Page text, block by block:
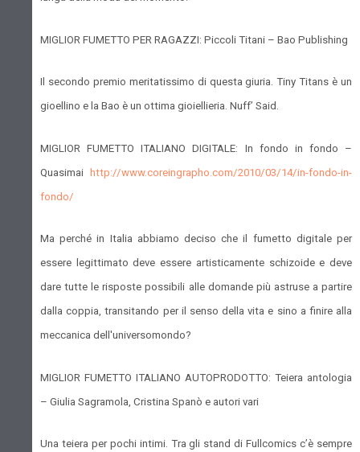
MIGLIOR FUMETTO PER RAGAZZI: Piccoli Titani – Bao Publishing
Il secondo premio meritatissimo di questa giuria. Tiny Titans è un
gioellino e la Bao è un ottima gioiellieria. Nuff’ Said.
MIGLIOR FUMETTO ITALIANO DIGITALE: In fondo in fondo –
Quasimai http://www.coreingrapho.com/2010/03/14/in-fondo-in-
fondo/
Ma perché in Italia abbiamo deciso che il fumetto digitale per
essere legittimato deve essere artisticamente schizoide e deve
dare tutte le risposte possibili alle domande più astruse a partire
dalla coppia, transitando per il senso della vita e sino a finire alla
meccanica dell'universomondo?
MIGLIOR FUMETTO ITALIANO AUTOPRODOTTO: Teiera antologia
– Giulia Sagramola, Cristina Spanò e autori vari
Una teiera per pochi intimi. Tra gli stand di Fullcomics c’è sempre